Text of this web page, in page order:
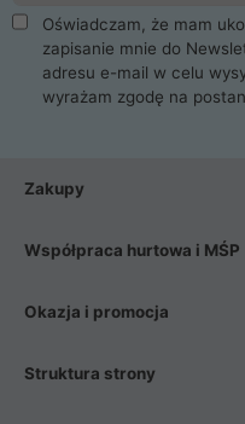
Oświadczam, że mam
zapisanie mnie do
adresu e-mail w celu
wyrażam zgodę na
Zakupy
Współpraca hurtowa i MŚP
Okazja i promocja
Struktura strony